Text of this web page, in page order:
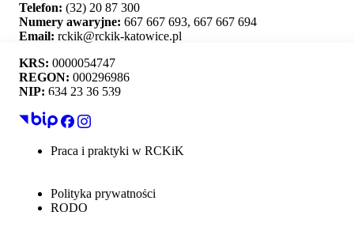
Ta strona używa plików cookie i umożliwia wybór,
Telefon: (32) 20 87 300
Numery awaryjne: 667 667 693, 667 667 694
Email: rckik@rckik-katowice.pl
KRS: 0000054747
REGON: 000296986
NIP: 634 23 36 539
Praca i praktyki w RCKiK
Polityka prywatności
RODO